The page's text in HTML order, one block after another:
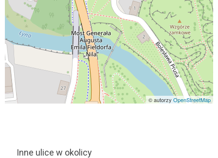
© autorzy OpenStreetMap
Inne ulice w okolicy